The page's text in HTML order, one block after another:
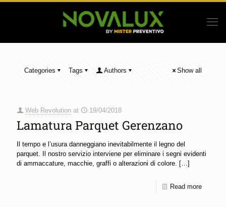
Categories Tags Authors Show all
Web Revolution at 19/04/2018
Lamatura Parquet Gerenzano
Il tempo e l’usura danneggiano inevitabilmente il legno del
parquet. Il nostro servizio interviene per eliminare i segni evidenti
di ammaccature, macchie, graffi o alterazioni di colore. […]
Read more